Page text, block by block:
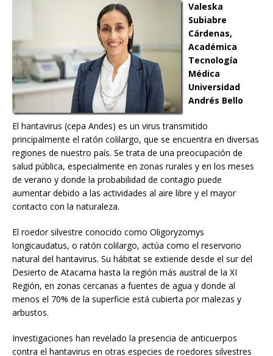
Valeska
Subiabre
Cárdenas,
Académica
Tecnología
Médica
Universidad
Andrés Bello
El hantavirus (cepa Andes) es un virus transmitido
principalmente el ratón colilargo, que se encuentra en diversas
regiones de nuestro país. Se trata de una preocupación de
salud pública, especialmente en zonas rurales y en los meses
de verano y donde la probabilidad de contagio puede
aumentar debido a las actividades al aire libre y el mayor
contacto con la naturaleza.
El roedor silvestre conocido como Oligoryzomys
longicaudatus, o ratón colilargo, actúa como el reservorio
natural del hantavirus. Su hábitat se extiende desde el sur del
Desierto de Atacama hasta la región más austral de la XI
Región, en zonas cercanas a fuentes de agua y donde al
menos el 70% de la superficie está cubierta por malezas y
arbustos.
Investigaciones han revelado la presencia de anticuerpos
contra el hantavirus en otras especies de roedores silvestres